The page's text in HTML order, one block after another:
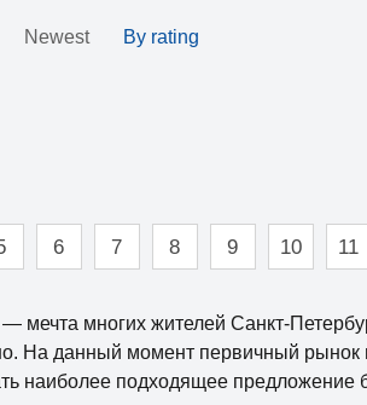
Newest By rating
6 7 8 9 10 11
— мечта многих жителей Санкт-
На данный момент первичный
наиболее подходящее предложение